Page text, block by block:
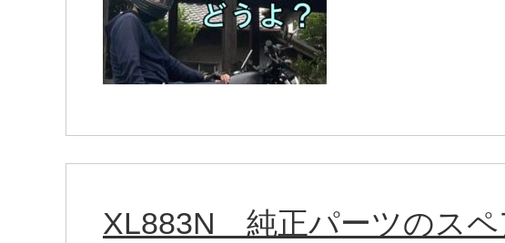
XL883N 純正パーツのスペ